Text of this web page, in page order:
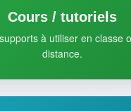
Cours / tutoriels
à utiliser en classe
distance.